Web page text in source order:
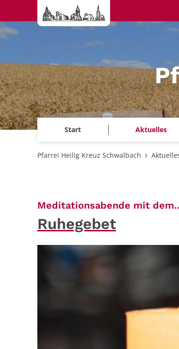
Zum Inhalt springen
Start Aktuelles
Pfarrei Heilig Kreuz Schwalbach
Meditationsabende mit
Ruhegebet